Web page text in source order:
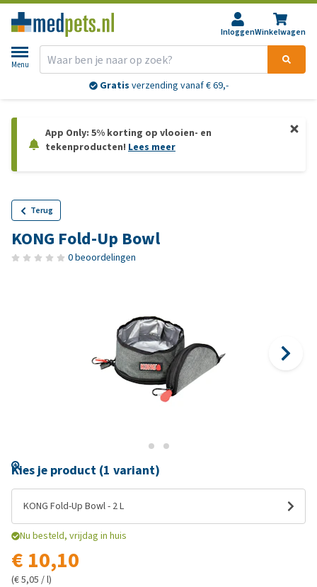
InloggenWinkelwagen
Menu
Gratis verzending vanaf € 69,-
App Only: 5% korting op vlooien- en
tekenproducten! Lees meer
Terug
KONG Fold-Up Bowl
0 beoordelingen
Kies je product (1 variant)
KONG Fold-Up Bowl - 2 L
Nu besteld, vrijdag in huis
€ 10,10
(€ 5,05 / l)